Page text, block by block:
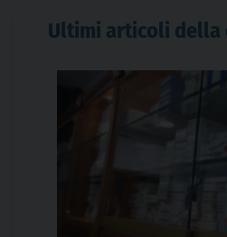
Ultimi articoli della